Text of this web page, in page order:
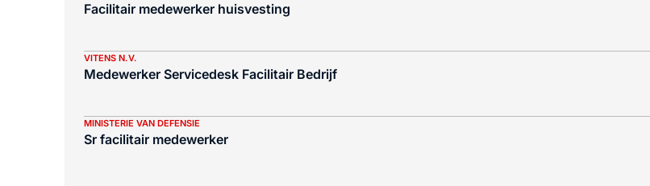
Facilitair medewerker huisvesting
VITENS N.V.
Medewerker Servicedesk Facilitair Bedrijf
MINISTERIE VAN DEFENSIE
Sr facilitair medewerker